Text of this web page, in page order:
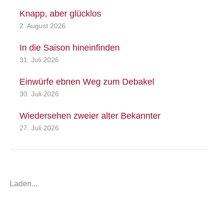
Knapp, aber glücklos
2. August 2026
In die Saison hineinfinden
31. Juli 2026
Einwürfe ebnen Weg zum Debakel
30. Juli 2026
Wiedersehen zweier alter Bekannter
27. Juli 2026
Laden...